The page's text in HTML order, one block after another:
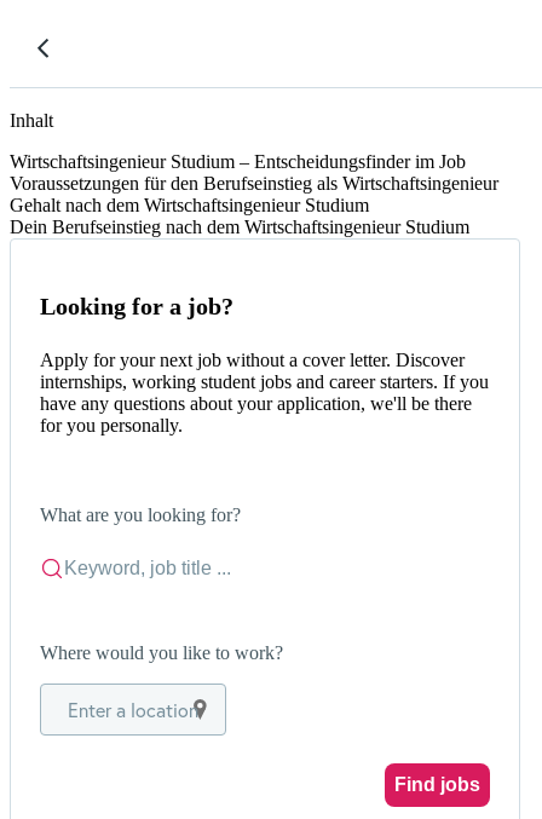
Inhalt
Wirtschaftsingenieur Studium – Entscheidungsfinder im Job
Voraussetzungen für den Berufseinstieg als Wirtschaftsingenieur
Gehalt nach dem Wirtschaftsingenieur Studium
Dein Berufseinstieg nach dem Wirtschaftsingenieur Studium
Looking for a job?
Apply for your next job without a cover letter. Discover
internships, working student jobs and career starters. If you
have any questions about your application, we'll be there
for you personally.
What are you looking for?
Where would you like to work?
Enter a location
Find jobs